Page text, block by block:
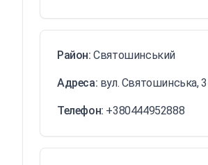
Район:Святошинський
Адреса: вул. Святошинська,
Телефон: +380444952888